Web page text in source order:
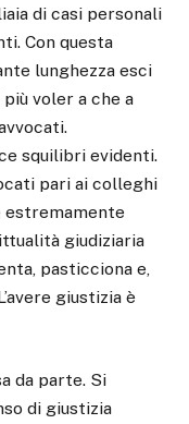
di casi personali
Con questa
lunghezza esci
voler a che a
squilibri evidenti.
pari ai colleghi
estremamente
giudiziaria
pasticciona e,
giustizia è
da parte. Si
di giustizia